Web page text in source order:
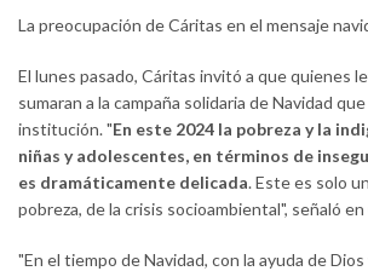
La preocupación de Cáritas en el mensaje
El lunes pasado, Cáritas invitó a que quienes
sumaran a la campaña solidaria de Navidad
institución. "En este 2024 la pobreza y la
niñas y adolescentes, en términos de
es dramáticamente delicada. Este es solo
pobreza, de la crisis socioambiental", señaló
"En el tiempo de Navidad, con la ayuda de